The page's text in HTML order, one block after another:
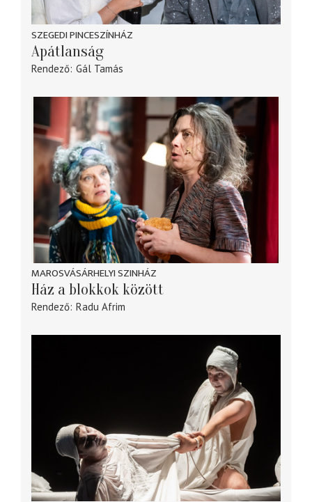
SZEGEDI PINCESZÍNHÁZ
Apátlanság
Rendező Gál Tamás
MAROSVÁSÁRHELYI SZINHÁZ
Ház a blokkok között
Rendező Radu Afrim